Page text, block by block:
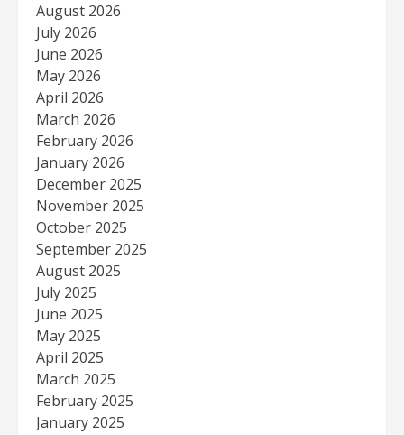
August 2026
July 2026
June 2026
May 2026
April 2026
March 2026
February 2026
January 2026
December 2025
November 2025
October 2025
September 2025
August 2025
July 2025
June 2025
May 2025
April 2025
March 2025
February 2025
January 2025